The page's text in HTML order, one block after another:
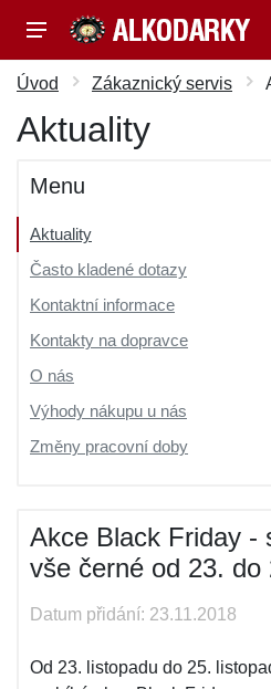
Úvod Zákaznický servis
Aktuality
Menu
Aktuality
Často kladené dotazy
Kontaktní informace
Kontakty na dopravce
O nás
Výhody nákupu u nás
Změny pracovní doby
Akce Black Friday -
vše černé od 23. do
Datum přidání: 23.11.2018
Od 23. listopadu do 25.